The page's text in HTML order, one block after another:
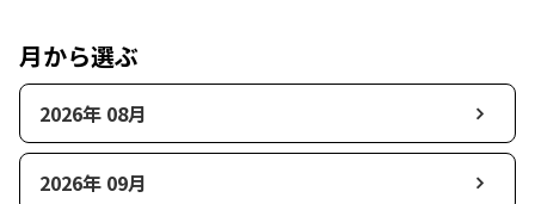
月から選ぶ
2026年 08月
2026年 09月